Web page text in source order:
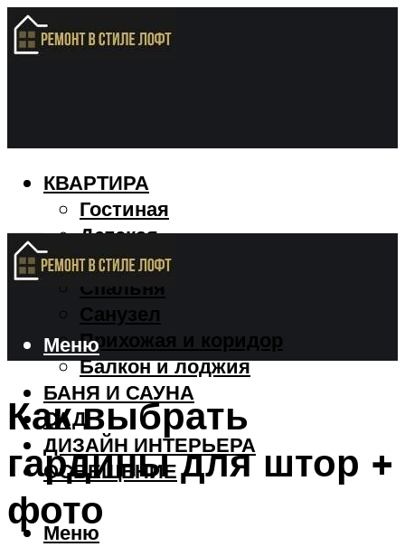
КВАРТИРА
Гостиная
Детская
Кухня
Спальня
Санузел
Прихожая и коридор
Балкон и лоджия
БАНЯ И САУНА
САД
ДИЗАЙН ИНТЕРЬЕРА
ОСВЕЩЕНИЕ
Меню
Меню
Как выбрать
гардины для штор +
фото